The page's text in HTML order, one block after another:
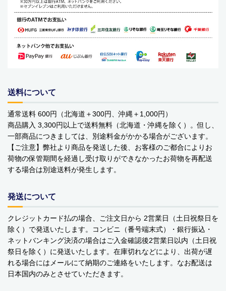
DULTON ダルトン
nailmatic
sonnet
国際貿易 KB
価格から探す
￥0 ～￥999
￥1,000 ～￥1,999
￥2,000 ～￥2,999
￥3,000 ～￥3,999
￥4,000 ～￥4,999
￥5,000 ～￥9,999
送料について
通常送料 600円（北海道＋300円、沖縄＋1,000円）
商品購入 3,300円以上で送料無料（北海道・沖縄を除く）。但し、
一部商品につきましては、別途料金がかかる場合がございます。
【ご注意】弊社より商品を発送した後、お客様のご都合によりお
荷物の保管期間を経過し受け取りができなかったお荷物を再配送
する場合は別途送料が発生します。
発送について
クレジットカード払の場合、ご注文日から 2営業日（土日祝祭日を
除く）で発送いたします。コンビニ（番号端末式）・銀行振込・
ネットバンキング決済の場合はご入金確認後2営業日以内（土日祝
祭日を除く）に発送いたします。在庫切れなどにより、出荷が遅
れる場合にはメールにて納期のご連絡をいたします。なお配送は
日本国内のみとさせていただきます。